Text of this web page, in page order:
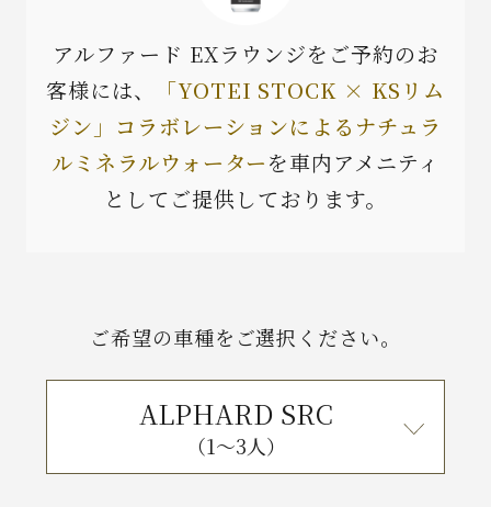
アルファード EXラウンジをご予約のお
客様には、
「YOTEI STOCK × KSリム
ジン」コラボレーションによる ナチュラ
ルミネラルウォーターを車内アメニティ
としてご提供しております。
ご希望の車種をご選択ください。
ALPHARD SRC
（1〜3人）